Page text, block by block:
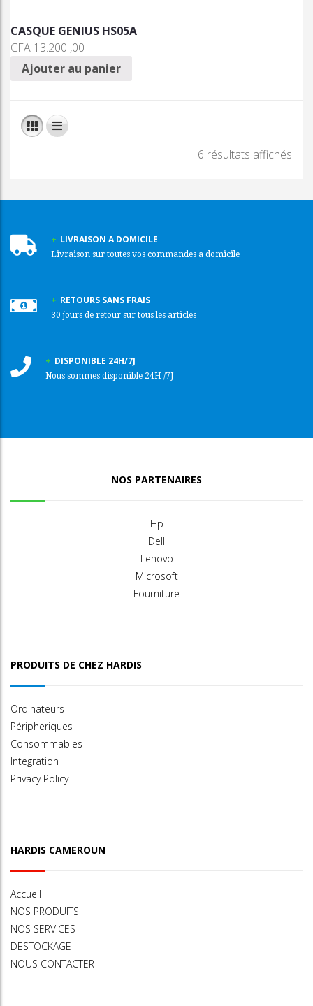
CASQUE GENIUS HS05A
CFA 13.200 ,00
Ajouter au panier
6 résultats affichés
LIVRAISON A DOMICILE
Livraison sur toutes vos commandes a domicile
RETOURS SANS FRAIS
30 jours de retour sur tous les articles
DISPONIBLE 24H/7J
Nous sommes disponible 24H /7J
NOS PARTENAIRES
Hp
Dell
Lenovo
Microsoft
Fourniture
PRODUITS DE CHEZ HARDIS
Ordinateurs
Péripheriques
Consommables
Integration
Privacy Policy
HARDIS CAMEROUN
Accueil
NOS PRODUITS
NOS SERVICES
DESTOCKAGE
NOUS CONTACTER